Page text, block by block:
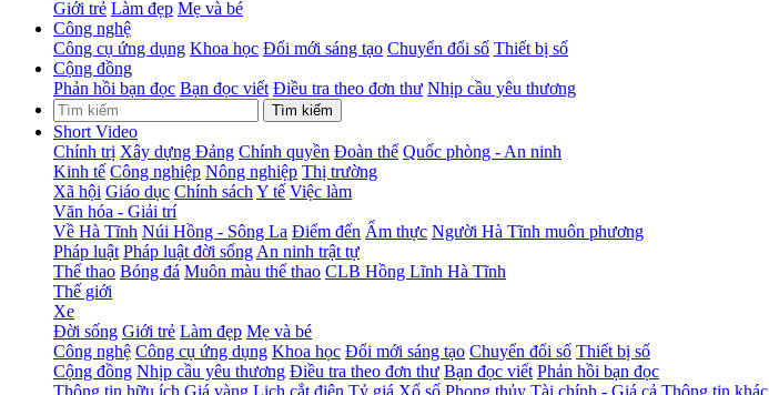
Giới trẻ Làm đẹp Mẹ và bé
Công nghệ
Công cụ ứng dụng Khoa học Đổi mới sáng tạo Chuyển đổi số Thiết bị số
Cộng đồng
Phản hồi bạn đọc Bạn đọc viết Điều tra theo đơn thư Nhịp cầu yêu thương
Tìm kiếm
Short Video
Chính trị Xây dựng Đảng Chính quyền Đoàn thể Quốc phòng - An ninh
Kinh tế Công nghiệp Nông nghiệp Thị trường
Xã hội Giáo dục Chính sách Y tế Việc làm
Văn hóa - Giải trí
Về Hà Tĩnh Núi Hồng - Sông La Điểm đến Ẩm thực Người Hà Tĩnh muôn phương
Pháp luật Pháp luật đời sống An ninh trật tự
Thể thao Bóng đá Muôn màu thể thao CLB Hồng Lĩnh Hà Tĩnh
Thế giới
Xe
Đời sống Giới trẻ Làm đẹp Mẹ và bé
Công nghệ Công cụ ứng dụng Khoa học Đổi mới sáng tạo Chuyển đổi số Thiết bị số
Cộng đồng Nhịp cầu yêu thương Điều tra theo đơn thư Bạn đọc viết Phản hồi bạn đọc
Thông tin hữu ích Giá vàng Lịch cắt điện Tỷ giá Xổ số Phong thủy Tài chính - Giá cả Thông tin khác